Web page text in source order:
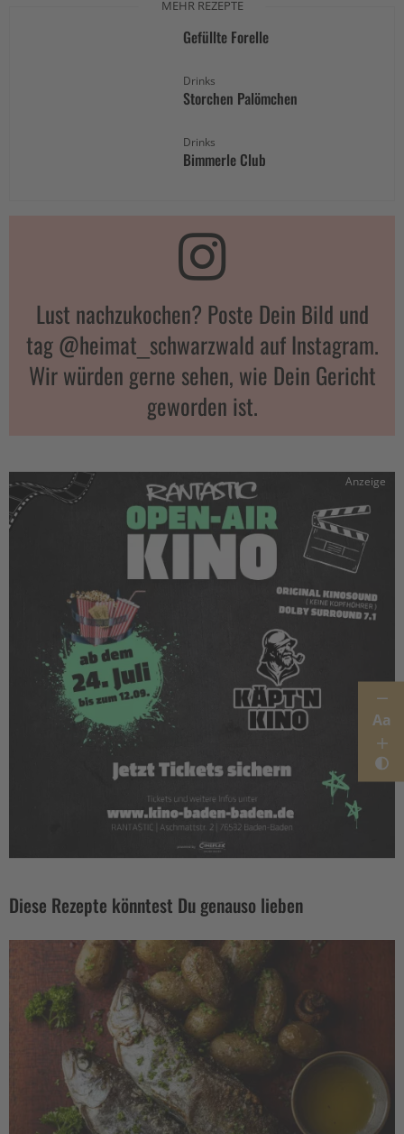
Aa
MEHR REZEPTE
Gefüllte Forelle
Drinks
Storchen Palömchen
Drinks
Bimmerle Club
Lust nachzukochen? Poste Dein Bild und
tag @heimat_schwarzwald auf Instagram.
Wir würden gerne sehen, wie Dein Gericht
geworden ist.
Anzeige
Diese Rezepte könntest Du genauso lieben